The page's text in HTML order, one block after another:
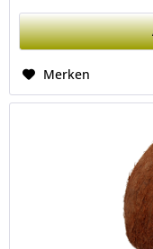
Merken